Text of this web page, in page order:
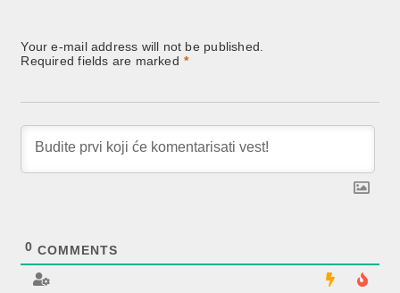
Your e-mail address will not be published.
Required fields are marked *
0 COMMENTS